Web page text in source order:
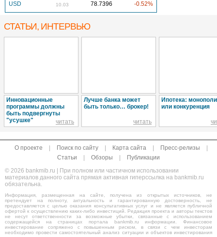
USD
10.03 78.7396 -0.52%
СТАТЬИ, ИНТЕРВЬЮ
Инновационные
программы должны
быть подвергнуты
"усушке"
читать
Лучше банка может
быть только… брокер!
читать
Ипотека:
или конкуренция
О проекте Поиск по сайту Карта сайта Пресс-релизы
Статьи
Обзоры
Публикации
© 2026 bankmib.ru | При полном или частичном использовании
материалов данного сайта прямая активная гиперссылка на bankmib.ru
обязательна.
Информация, размещенная на сайте, получена из открытых источников, не
претендует на полноту, актуальность и гарантированную достоверность, не
предоставляется с целью оказания консультативных услуг и не является публичной
офертой к осуществлению каких-либо инвестиций. Редакция проекта и авторы текстов
не несут ответственности за возможные убытки, связанные с использованием
содержащейся на страницах портала bankmib.ru информации. Финансовое
инвестирование сопряжено с повышенным риском, в связи с чем инвесторам
необходимо провести самостоятельный анализ ситуации и объектов инвестирования